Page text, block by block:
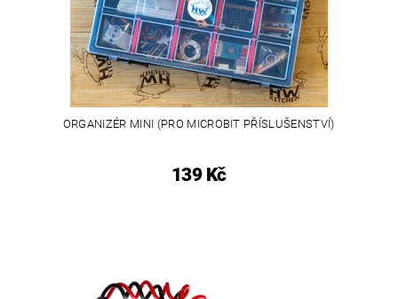
ORGANIZÉR MINI (PRO MICROBIT PŘÍSLUŠENSTVÍ)
139 Kč